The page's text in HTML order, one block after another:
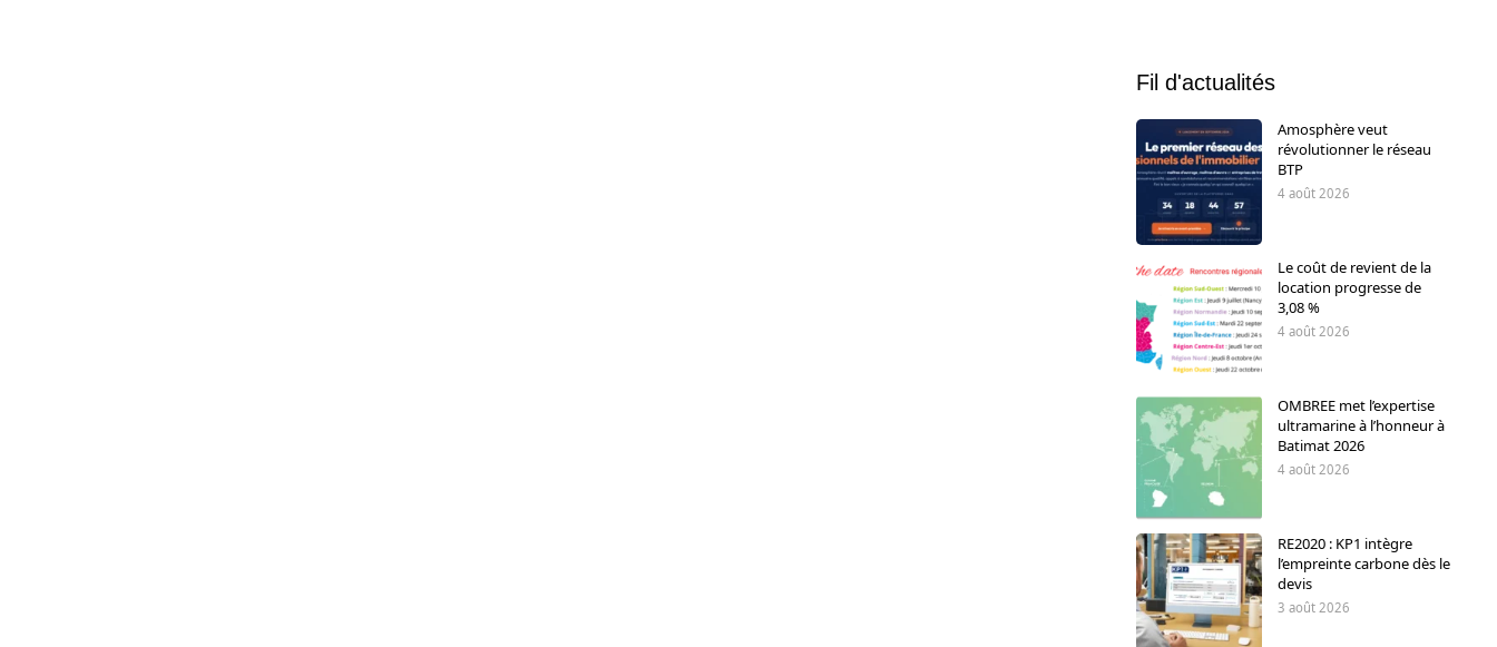
Fil d'actualités
Amosphère veut
révolutionner le réseau
BTP
4 août 2026
Le coût de revient de la
location progresse de
3,08 %
4 août 2026
OMBREE met l’expertise
ultramarine à l’honneur à
Batimat 2026
4 août 2026
RE2020 : KP1 intègre
l’empreinte carbone dès le
devis
3 août 2026